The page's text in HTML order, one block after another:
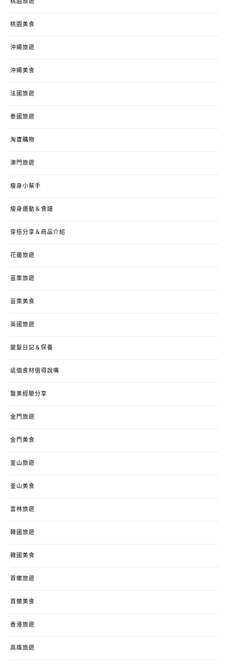
桃園旅遊
桃園美食
沖繩旅遊
沖繩美食
法國旅遊
泰國旅遊
淘寶購物
澳門旅遊
瘦身小幫手
瘦身運動＆食譜
穿搭分享＆商品介紹
花蓮旅遊
苗栗旅遊
苗栗美食
英國旅遊
變髮日記＆保養
這個食材值得說嘴
醫美經驗分享
金門旅遊
金門美食
釜山旅遊
釜山美食
雲林旅遊
韓國旅遊
韓國美食
首爾旅遊
首爾美食
香港旅遊
高雄旅遊